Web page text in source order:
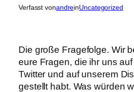
Verfasst vonandreinUncategorized
Die große Fragefolge. Wir
eure Fragen, die ihr uns
Twitter und auf unserem
gestellt habt. Was würden